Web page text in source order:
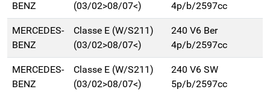
BENZ
(03/02>08/07<)
4p/b/2597cc
MERCEDES-
BENZ
Classe E (W/S211)
(03/02>08/07<)
240 V6 Ber
4p/b/2597cc
MERCEDES-
BENZ
Classe E (W/S211)
(03/02>08/07<)
240 V6 SW
5p/b/2597cc